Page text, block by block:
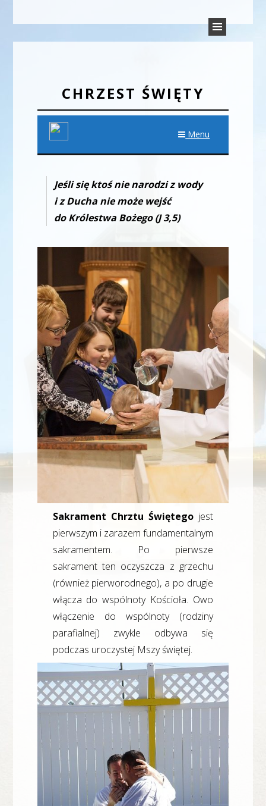
PARAFIA TRÓJCY ŚWIĘTEJ
CHRZEST ŚWIĘTY
Menu
Jeśli się ktoś nie narodzi z wody
i z Ducha nie może wejść
do Królestwa Bożego (J 3,5)
Sakrament Chrztu Świętego jest
pierwszym i zarazem fundamentalnym
sakramentem. Po pierwsze
sakrament ten oczyszcza z grzechu
(również pierworodnego), a po drugie
włącza do wspólnoty Kościoła. Owo
włączenie do wspólnoty (rodziny
parafialnej) zwykle odbywa się
podczas uroczystej Mszy świętej.